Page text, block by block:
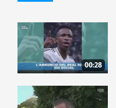
00:28